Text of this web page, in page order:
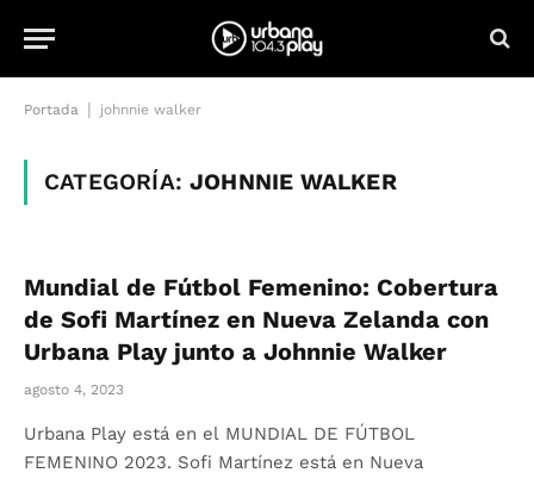
Portada johnnie walker
CATEGORÍA:JOHNNIE WALKER
Mundial de Fútbol Femenino: Cobertura
de Sofi Martínez en Nueva Zelanda con
Urbana Play junto a Johnnie Walker
agosto 4, 2023
Urbana Play está en el MUNDIAL DE FÚTBOL
FEMENINO 2023. Sofi Martínez está en Nueva